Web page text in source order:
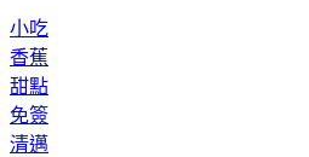
小吃
香蕉
甜點
免簽
清邁